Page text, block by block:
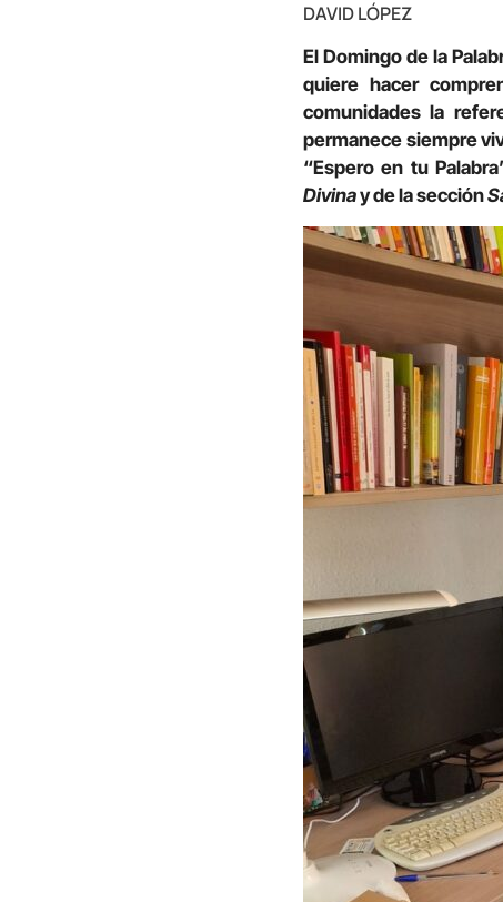
DAVID LÓPEZ
El Domingo de la
quiere hacer
comunidades la
permanece siempre
“Espero en tu
Divinay de la sección